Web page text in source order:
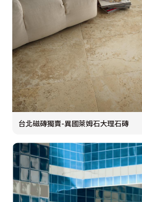
台北磁磚獨賣-異國萊姆石大理石磚